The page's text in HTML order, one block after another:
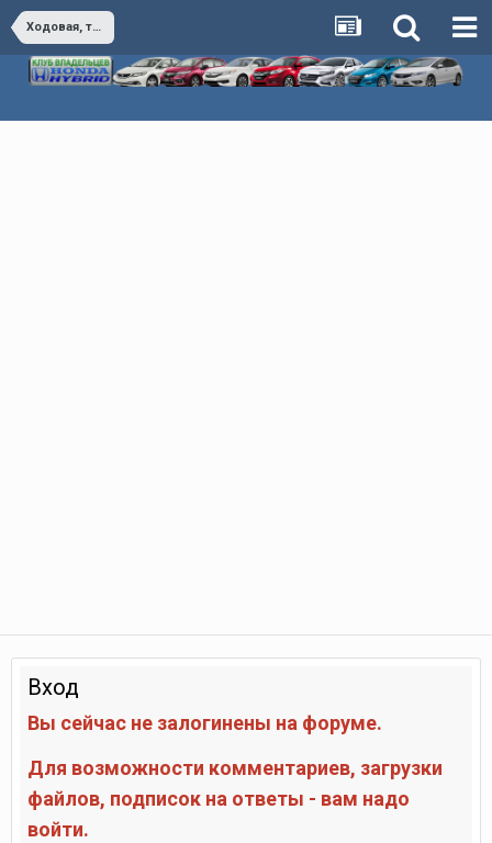
Ходовая, тормоза, управление
Вход
Вы сейчас не залогинены на форуме.
Для возможности комментариев, загрузки
файлов, подписок на ответы - вам надо
войти.